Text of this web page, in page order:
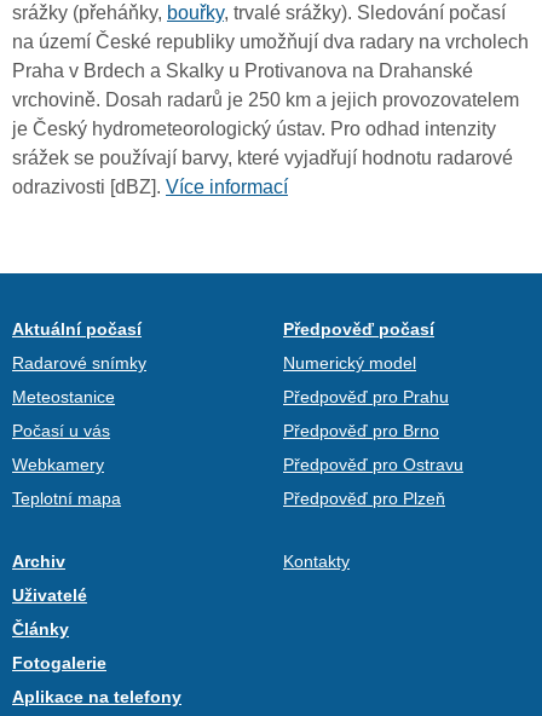
srážky (přeháňky, bouřky, trvalé srážky). Sledování počasí
na území České republiky umožňují dva radary na vrcholech
Praha v Brdech a Skalky u Protivanova na Drahanské
vrchovině. Dosah radarů je 250 km a jejich provozovatelem
je Český hydrometeorologický ústav. Pro odhad intenzity
srážek se používají barvy, které vyjadřují hodnotu radarové
odrazivosti [dBZ]. Více informací
Aktuální počasí
Radarové snímky
Meteostanice
Počasí u vás
Webkamery
Teplotní mapa
Předpověď počasí
Numerický model
Předpověď pro Prahu
Předpověď pro Brno
Předpověď pro Ostravu
Předpověď pro Plzeň
Archiv
Uživatelé
Články
Fotogalerie
Aplikace na telefony
Kontakty